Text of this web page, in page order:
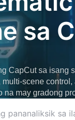
sa
CapCut sa isang
scene
na may gradong